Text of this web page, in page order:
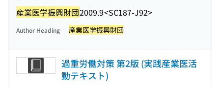
産業医学振興財団2009.9<SC187-J92>
Author Heading 産業医学振興財団
過重労働対策 第2版 (実践産業医活
動テキスト)